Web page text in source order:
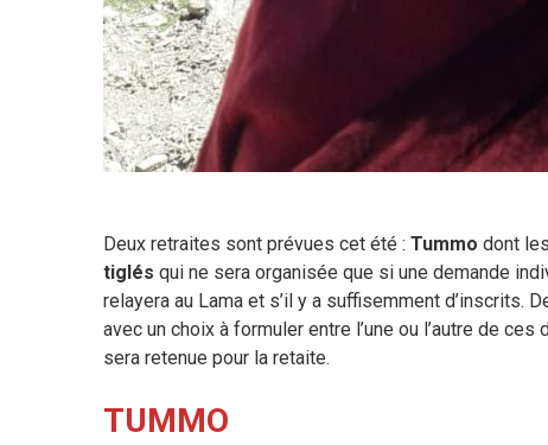
Deux retraites sont prévues cet été : Tummo dont
tiglés qui ne sera organisée que si une demande
relayera au Lama et s’il y a suffisemment
avec un choix à formuler entre l’une ou l’autre de
sera retenue pour la retaite.
TUMMO